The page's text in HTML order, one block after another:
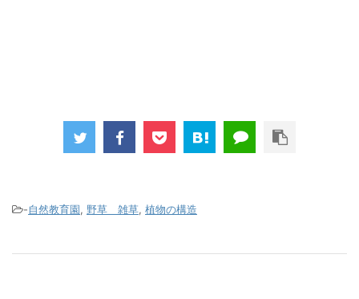
-自然教育園, 野草 雑草, 植物の構造